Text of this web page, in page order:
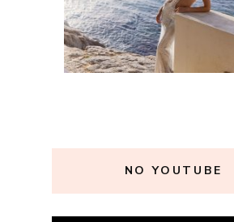
NO YOUTUBE